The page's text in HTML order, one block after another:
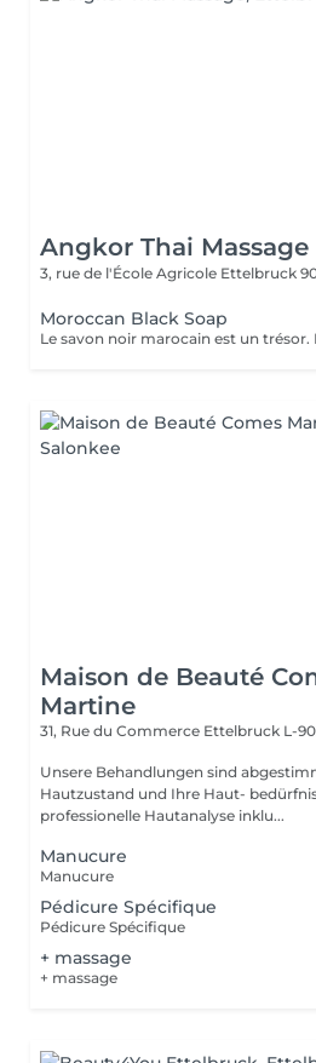
Angkor Thai Massage
3, rue de l'École Agricole Ettelbruck
Moroccan Black Soap
Maison de Beauté
Martine
31, Rue du Commerce Ettelbruck L-
Unsere Behandlungen sind
Hautzustand und Ihre Haut-
professionelle Hautanalyse inklu...
Manucure
Manucure
Pédicure Spécifique
Pédicure Spécifique
+ massage
+ massage